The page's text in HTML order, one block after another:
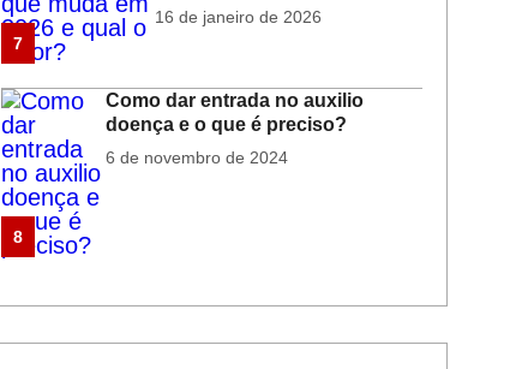
7
16 de janeiro de 2026
8
Como dar entrada no auxilio
doença e o que é preciso?
6 de novembro de 2024